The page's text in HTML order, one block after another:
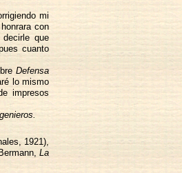
mi
con
que
cuanto
Defensa
lo mismo
impresos
1921),
La